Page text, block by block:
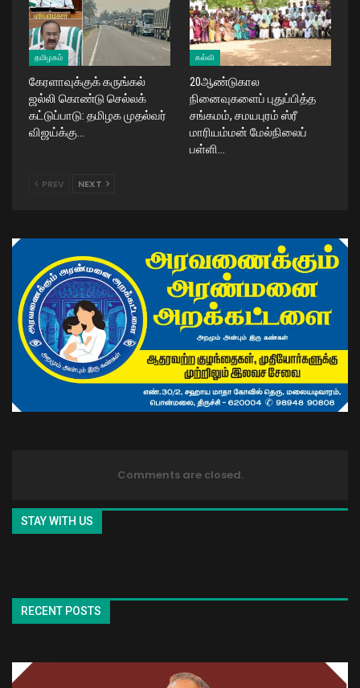
தமிழகம்
கேரளாவுக்குக் கருங்கல்
ஜல்லி கொண்டு செல்லக்
கட்டுப்பாடு: தமிழக முதல்வர்
விஜய்க்கு…
கல்வி
20ஆண்டுகால
நினைவுகளைப் புதுப்பித்த
சங்கமம், சமயபுரம் ஸ்ரீ
மாரியம்மன் மேல்நிலைப்
பள்ளி…
PREV NEXT
Comments are closed.
STAY WITH US
RECENT POSTS